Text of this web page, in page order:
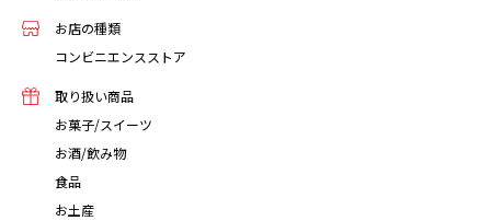
お店の種類
コンビニエンスストア
取り扱い商品
お菓子/スイーツ
お酒/飲み物
食品
お土産